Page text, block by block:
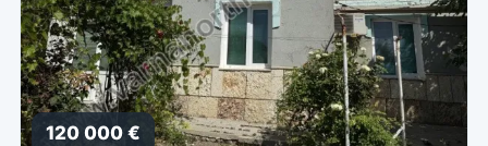
120 000 €